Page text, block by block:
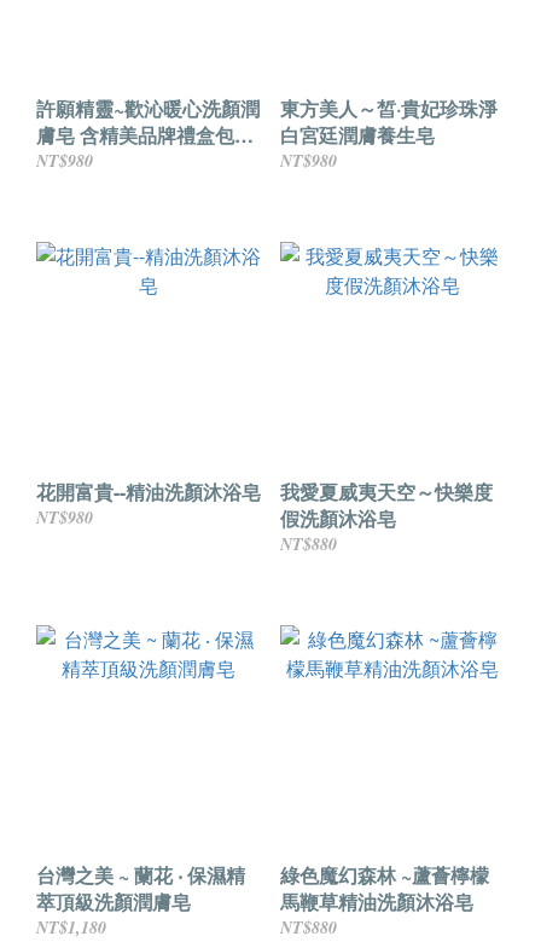
許願精靈~歡沁暖心洗顏潤
膚皂 含精美品牌禮盒包裝
(藍盒或粉紅盒）
NT$980
東方美人～皙·貴妃珍珠淨
白宮廷潤膚養生皂
NT$980
花開富貴--精油洗顏沐浴皂
NT$980
我愛夏威夷天空～快樂度
假洗顏沐浴皂
NT$880
台灣之美 ~ 蘭花 ‧ 保濕精
萃頂級洗顏潤膚皂
NT$1,180
綠色魔幻森林 ~蘆薈檸檬
馬鞭草精油洗顏沐浴皂
NT$880